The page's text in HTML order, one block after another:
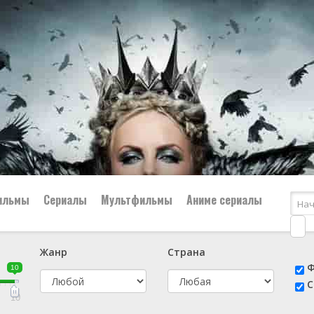
👨‍✈️ Военный
🕵️‍♂️ Детектив
Сериалы Мультфильмы Аниме сериалы
10
10
Жанр
Страна